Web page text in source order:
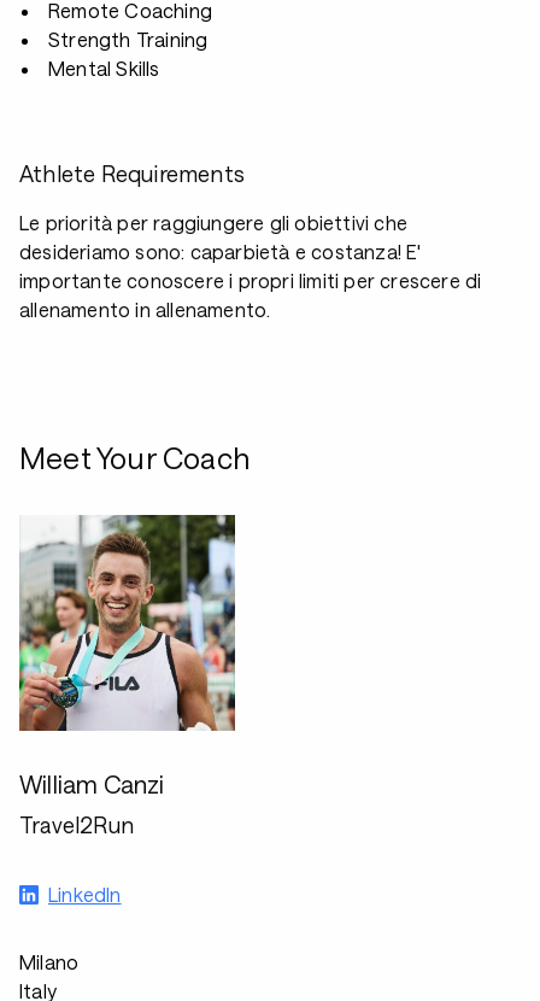
Remote Coaching
Strength Training
Mental Skills
Athlete Requirements
Le priorità per raggiungere gli obiettivi che
desideriamo sono: caparbietà e costanza! E'
importante conoscere i propri limiti per crescere di
allenamento in allenamento.
Meet Your Coach
William Canzi
Travel2Run
LinkedIn
Milano
Italy